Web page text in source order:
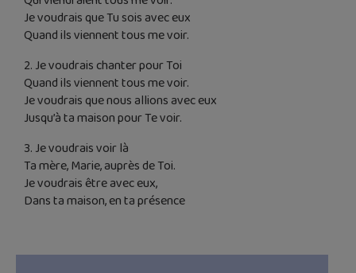
Je voudrais que Tu sois avec eux
Quand ils viennent tous me voir.
2. Je voudrais chanter pour Toi
Quand ils viennent tous me voir.
Je voudrais que nous allions avec eux
Jusqu’à ta maison pour Te voir.
3. Je voudrais voir là
Ta mère, Marie, auprès de Toi.
Je voudrais être avec eux,
Dans ta maison, en ta présence